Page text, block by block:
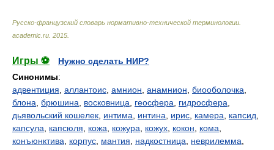
Русско-французский словарь нормативно-технической терминологии
academic.ru 2015
Игры ⚽
Нужно сделать НИР?
Синонимы:
адвентиция, аллантоис, амнион, анамнион, биооболочка,
блона, брюшина, восковница, геосфера, гидросфера,
дьявольский кошелек, интима, интина, ирис, камера, капсид,
капсула, капсюля, кожа, кожура, кожух, кокон, кома,
конъюнктива, корпус, мантия, надкостница, неврилемма,